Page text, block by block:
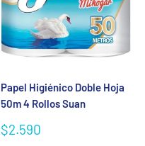
Papel Higiénico Doble Hoja
50m 4 Rollos Suan
Precio
$2.590